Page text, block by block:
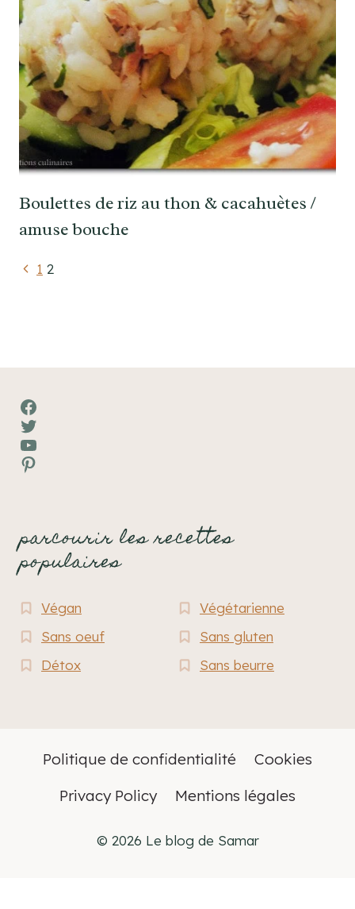
Boulettes de riz au thon & cacahuètes /
amuse bouche
Navigation
page
Page
1 2
Facebook
Twitter
YouTube
Pinterest
parcourir les recettes
populaires
Végan
Végétarienne
Sans oeuf
Sans gluten
Détox
Sans beurre
Politique de confidentialité
Cookies
Privacy Policy
Mentions légales
© 2026 Le blog de Samar